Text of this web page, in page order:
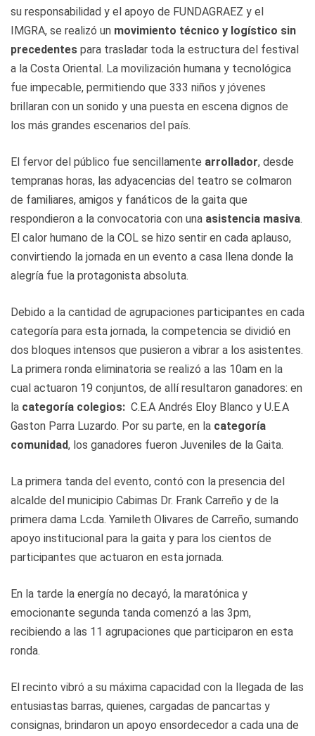
su responsabilidad y el apoyo de FUNDAGRAEZ y el
IMGRA, se realizó un movimiento técnico y logístico sin
precedentes para trasladar toda la estructura del festival
a la Costa Oriental. La movilización humana y tecnológica
fue impecable, permitiendo que 333 niños y jóvenes
brillaran con un sonido y una puesta en escena dignos de
los más grandes escenarios del país.
El fervor del público fue sencillamente arrollador, desde
tempranas horas, las adyacencias del teatro se colmaron
de familiares, amigos y fanáticos de la gaita que
respondieron a la convocatoria con una asistencia masiva.
El calor humano de la COL se hizo sentir en cada aplauso,
convirtiendo la jornada en un evento a casa llena donde la
alegría fue la protagonista absoluta.
Debido a la cantidad de agrupaciones participantes en cada
categoría para esta jornada, la competencia se dividió en
dos bloques intensos que pusieron a vibrar a los asistentes.
La primera ronda eliminatoria se realizó a las 10am en la
cual actuaron 19 conjuntos, de allí resultaron ganadores: en
la categoría colegios: C.E.A Andrés Eloy Blanco y U.E.A
Gaston Parra Luzardo. Por su parte, en la categoría
comunidad, los ganadores fueron Juveniles de la Gaita.
La primera tanda del evento, contó con la presencia del
alcalde del municipio Cabimas Dr. Frank Carreño y de la
primera dama Lcda. Yamileth Olivares de Carreño, sumando
apoyo institucional para la gaita y para los cientos de
participantes que actuaron en esta jornada.
En la tarde la energía no decayó, la maratónica y
emocionante segunda tanda comenzó a las 3pm,
recibiendo a las 11 agrupaciones que participaron en esta
ronda.
​El recinto vibró a su máxima capacidad con la llegada de las
entusiastas barras, quienes, cargadas de pancartas y
consignas, brindaron un apoyo ensordecedor a cada una de